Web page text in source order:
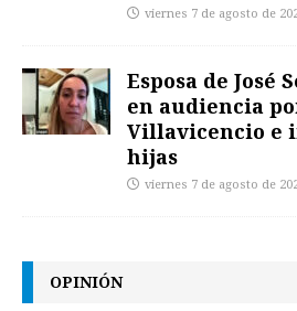
viernes 7 de agosto de
Esposa de
en audiencia
Villavicencio e
hijas
viernes 7 de agosto de
OPINIÓN